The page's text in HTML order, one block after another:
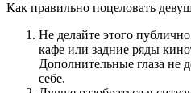
Как правильно поцеловать
Не делайте этого
кафе или задние ряды
Дополнительные глаза не
себе.